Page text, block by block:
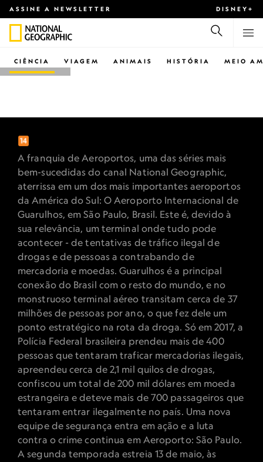
ASSINE A NEWSLETTER DISNEY+
CIÊNCIA VIAGEM ANIMAIS HISTÓRIA MEIO
AEROPORTO: SÃO
A franquia de Aeroportos, uma das séries mais
bem-sucedidas do canal National Geographic,
aterrissa em um dos mais importantes aeroportos
da América do Sul: O Aeroporto Internacional de
Guarulhos, em São Paulo, Brasil. Este é, devido à
sua relevância, um terminal onde tudo pode
acontecer - de tentativas de tráfico ilegal de
drogas e de pessoas a contrabando de
mercadoria e moedas. Guarulhos é a principal
conexão do Brasil com o resto do mundo, e no
monstruoso terminal aéreo transitam cerca de 37
milhões de pessoas por ano, o que fez dele um
ponto estratégico na rota da droga. Só em 2017, a
Polícia Federal brasileira prendeu mais de 400
pessoas que tentaram traficar mercadorias ilegais,
apreendeu cerca de 2,1 mil quilos de drogas,
confiscou um total de 200 mil dólares em moeda
estrangeira e deteve mais de 700 passageiros que
tentaram entrar ilegalmente no país. Uma nova
equipe de segurança entra em ação e a luta
contra o crime continua em Aeroporto: São Paulo.
A segunda temporada estreia 13 de maio, às